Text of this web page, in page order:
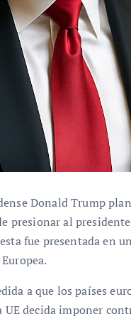
Donald Trump
presionar al
fue presentada en
a que los países
UE decida imponer